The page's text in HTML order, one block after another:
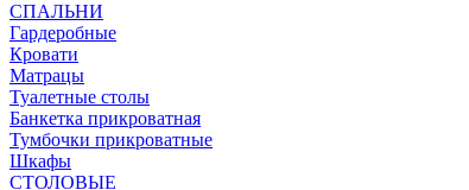
СПАЛЬНИ
Гардеробные
Кровати
Матрацы
Туалетные столы
Банкетка прикроватная
Тумбочки прикроватные
Шкафы
СТОЛОВЫЕ